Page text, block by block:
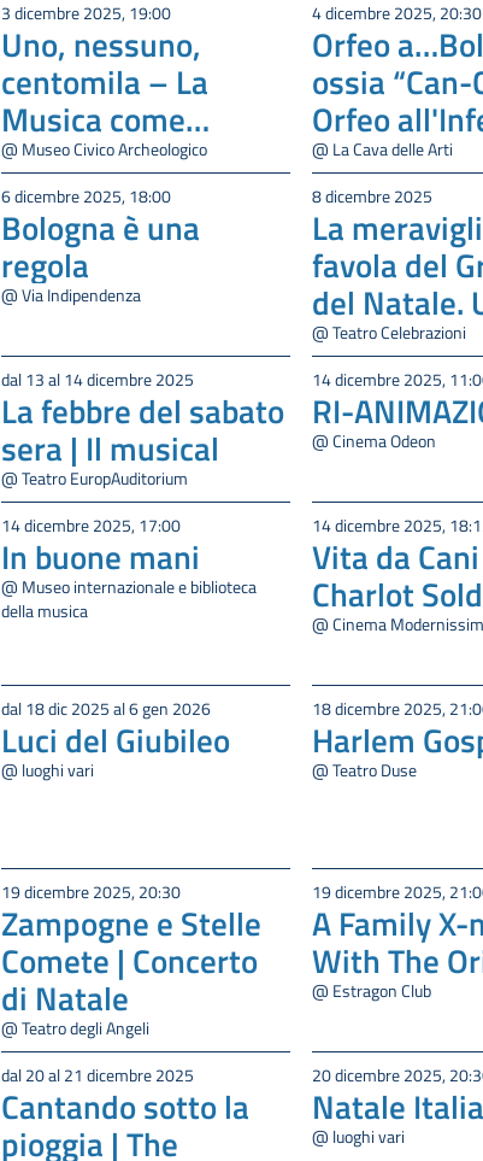
3 dicembre 2025, 19:00
Uno, nessuno,
centomila – La
Musica come
dialogo
interculturale
@ Museo Civico Archeologico
4 dicembre 2025, 20:30
Orfeo
ossia “Can-
Orfeo
@ La Cava delle Arti
6 dicembre 2025, 18:00
Bologna è una
regola
@ Via Indipendenza
8 dicembre 2025
La
favola del
del Natale.
Teatro da
@ Teatro Celebrazioni
dal 13 al 14 dicembre 2025
La febbre del sabato
sera | Il musical
@ Teatro EuropAuditorium
14 dicembre 2025,
RI-
@ Cinema Odeon
14 dicembre 2025, 17:00
In buone mani
@ Museo internazionale e biblioteca
della musica
14 dicembre 2025,
Vita da
Charlot
@ Cinema
dal 18 dic 2025 al 6 gen 2026
Luci del Giubileo
@ luoghi vari
18 dicembre 2025,
Harlem
@ Teatro Duse
19 dicembre 2025, 20:30
Zampogne e Stelle
Comete | Concerto
di Natale
@ Teatro degli Angeli
19 dicembre 2025,
A Family X-
With The
@ Estragon Club
dal 20 al 21 dicembre 2025
Cantando sotto la
pioggia | The
20 dicembre 2025,
Natale
@ luoghi vari